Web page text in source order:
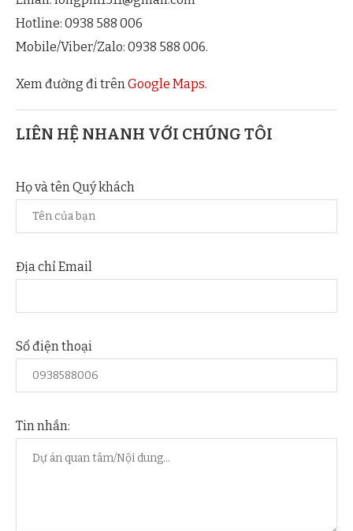
Hotline: 0938 588 006
Mobile/Viber/Zalo: 0938 588 006.
Xem đường đi trênGoogle Maps.
LIÊN HỆ NHANH VỚI CHÚNG TÔI
Họ và tên Quý khách
Địa chỉ Email
Số điện thoại
Tin nhắn: